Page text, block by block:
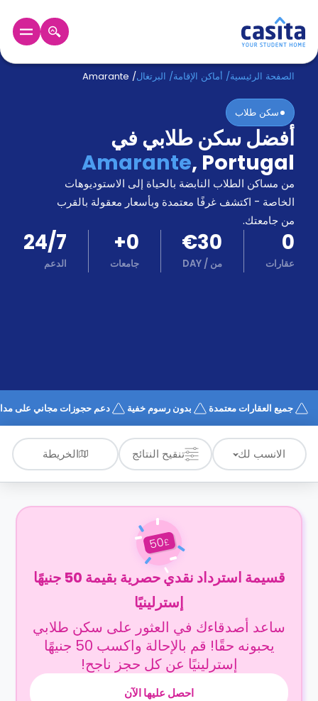
الرئيسية عربي EUR
دخول
حجز
السكن
نحن؟
المدونة
أخبر
أصدقائك
اكسب
كن
كيف
تعمل؟
الأسئلة
الشائعة
الصفحة الرئيسية/ أماكن الإقامة/ البرتغال/
Amarante
سكن طلاب
أفضل سكن طلابي في
Amarante, Portugal
من مساكن الطلاب النابضة بالحياة إلى الاستوديوهات
الخاصة - اكتشف غرفًا معتمدة وبأسعار معقولة بالقرب
من جامعتك.
0
عقارات
€30
من /
DAY
0
+
جامعات
24/7
الدعم
جميع العقارات معتمدة بدون رسوم خفية دعم حجوزات مجاني على مدار
الانسب لك تنقيح النتائج الخريطة
£
50
قسيمة استرداد نقدي حصرية بقيمة 50 جنيهًا
إسترلينيًا
ساعد أصدقاءك في العثور على سكن طلابي
يحبونه حقًا! قم بالإحالة واكسب 50 جنيهًا
إسترلينيًا عن كل حجز ناجح!
احصل عليها الآن